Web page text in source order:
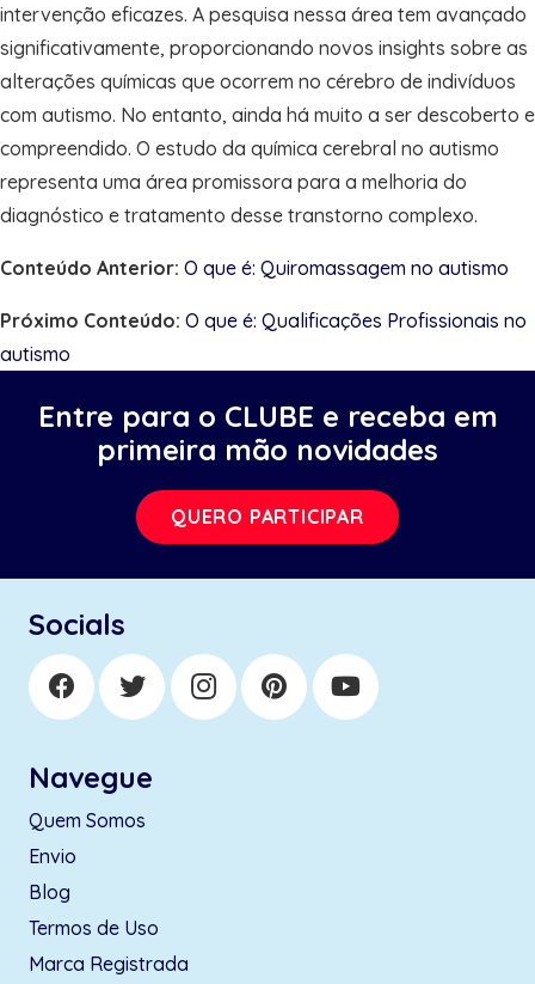
intervenção eficazes. A pesquisa nessa área tem avançado
significativamente, proporcionando novos insights sobre as
alterações químicas que ocorrem no cérebro de indivíduos
com autismo. No entanto, ainda há muito a ser descoberto e
compreendido. O estudo da química cerebral no autismo
representa uma área promissora para a melhoria do
diagnóstico e tratamento desse transtorno complexo.
Conteúdo Anterior: O que é: Quiromassagem no autismo
Próximo Conteúdo: O que é: Qualificações Profissionais no
autismo
Entre para o CLUBE e receba em
primeira mão novidades
QUERO PARTICIPAR
Socials
Navegue
Quem Somos
Envio
Blog
Termos de Uso
Marca Registrada